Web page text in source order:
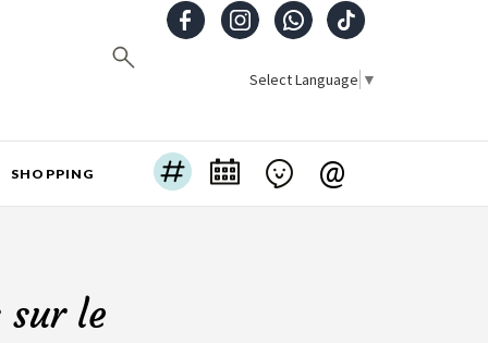
Select Language ▼
SHOPPING @
sur le